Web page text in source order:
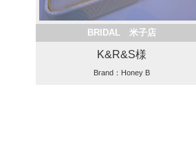
BRIDAL 米子店
K&R&S様
Brand：Honey B